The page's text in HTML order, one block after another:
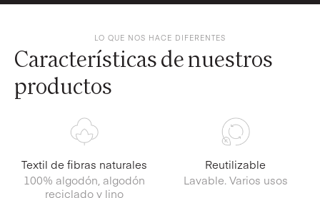
LO QUE NOS HACE DIFERENTES
Características de nuestros
productos
Textil de fibras naturales
100% algodón, algodón
reciclado y lino
Reutilizable
Lavable. Varios usos